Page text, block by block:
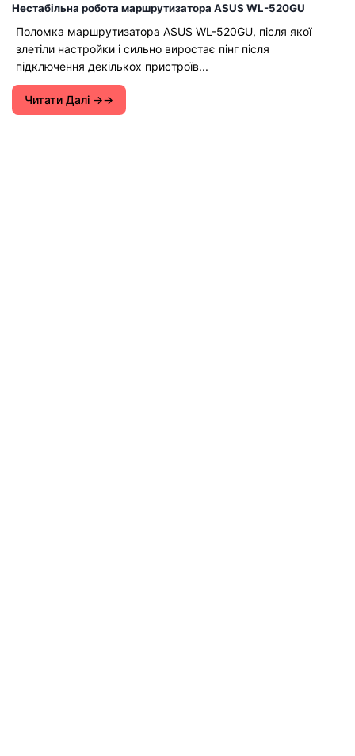
Нестабільна робота маршрутизатора ASUS WL-520GU
Поломка маршрутизатора ASUS WL-520GU, після якої
злетіли настройки і сильно виростає пінг після
підключення декількох пристроїв...
Читати Далі →